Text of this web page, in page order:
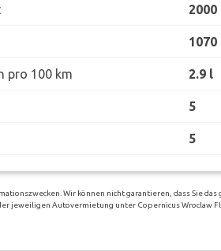
2000
1070
pro 100 km 2.9 l
5
5
Wir können nicht garantieren, dass Sie
jeweiligen Autovermietung unter Copernicus Wroclaw